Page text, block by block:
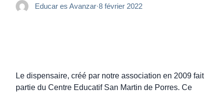
Educar es Avanzar·8 février 2022
Le dispensaire, créé par notre association en 2009 fait
partie du Centre Educatif San Martin de Porres. Ce